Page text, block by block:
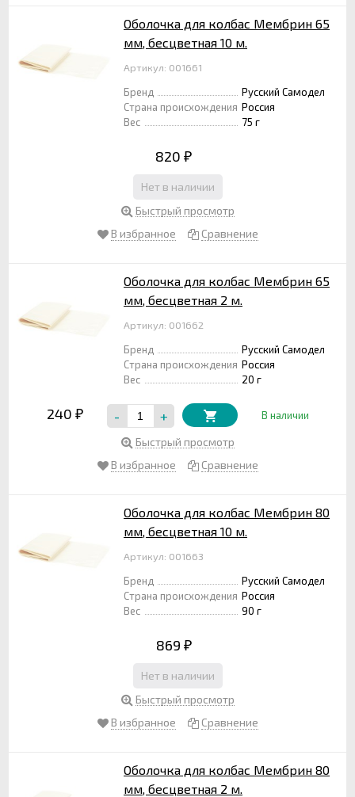
Оболочка для колбас Мембрин 65
мм, бесцветная 10 м.
Артикул: 001661
Бренд
Русский Самодел
Страна происхождения Россия
Вес
75 г
820 ₽
Нет в наличии
Быстрый просмотр
В избранное
Сравнение
Оболочка для колбас Мембрин 65
мм, бесцветная 2 м.
Артикул: 001662
Бренд
Русский Самодел
Страна происхождения Россия
Вес
20 г
240 ₽ - + В наличии
Быстрый просмотр
В избранное
Сравнение
Оболочка для колбас Мембрин 80
мм, бесцветная 10 м.
Артикул: 001663
Бренд
Русский Самодел
Страна происхождения Россия
Вес
90 г
869 ₽
Нет в наличии
Быстрый просмотр
В избранное
Сравнение
Оболочка для колбас Мембрин 80
мм, бесцветная 2 м.